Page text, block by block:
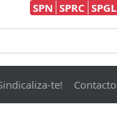
SPN SPRC SPGL
te!